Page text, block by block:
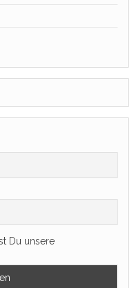
Du unsere